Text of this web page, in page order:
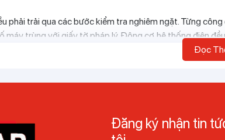
phải trải qua các bước kiểm tra nghiêm ngặt. Từng
máy trùng với giấy tờ pháp lý. Động cơ, hệ thống điện
phải được kiểm tra đảm bảo xe chưa từng xảy ra tai nạn,
Đọc
Đăng ký nhận tin